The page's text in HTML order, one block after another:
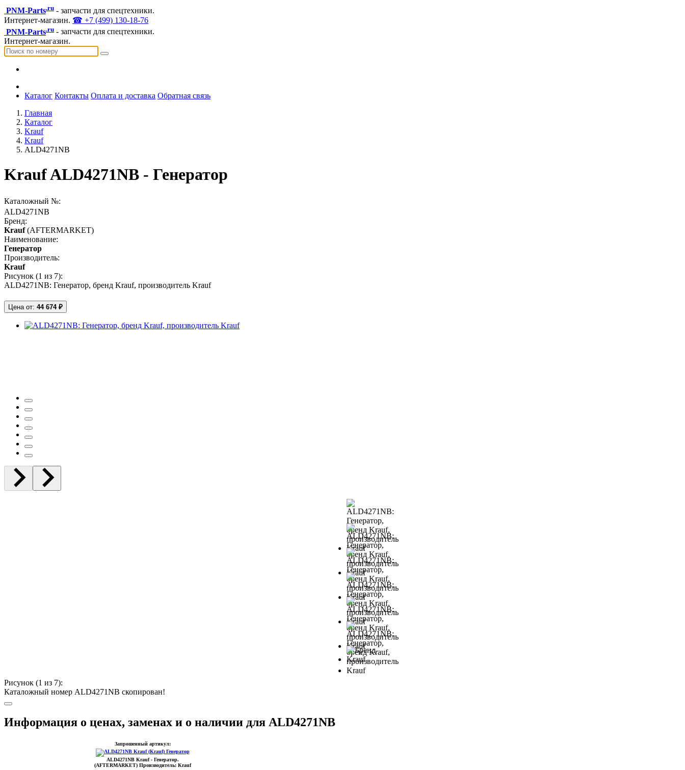
PNM-Parts.ru - запчасти для спецтехники.
Интернет-магазин. ☎ +7 (499) 130-18-76
PNM-Parts.ru - запчасти для спецтехники.
Интернет-магазин.
Каталог Контакты Оплата и доставка Обратная связь
Главная
Каталог
Krauf
Krauf
ALD4271NB
Krauf ALD4271NB - Генератор
Каталожный №:
ALD4271NB
Бренд:
Krauf (AFTERMARKET)
Наименование:
Генератор
Производитель:
Krauf
Рисунок (1 из 7):
ALD4271NB: Генератор, бренд Krauf, производитель Krauf
Цена от: 44 674 ₽
Рисунок (1 из 7):
Каталожный номер ALD4271NB скопирован!
Информация о ценах, заменах и о наличии для ALD4271NB
Запрошенный артикул:
ALD4271NB Krauf- Генератор.
(AFTERMARKET)Производитель: Krauf